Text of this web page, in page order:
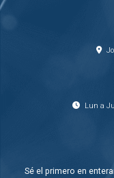
Lun a
Sé el primero en